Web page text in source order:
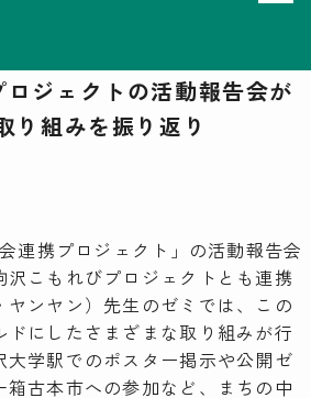
ジェクトの活動報告会が
り組みを振り返り
連携プロジェクト」の活動報告会
こもれびプロジェクトとも連携
ヤンヤン）先生のゼミでは、この
にしたさまざまな取り組みが行
学駅でのポスター掲示や公開ゼ
箱古本市への参加など、まちの中
Quarter
202608 次月
TUE WED THU